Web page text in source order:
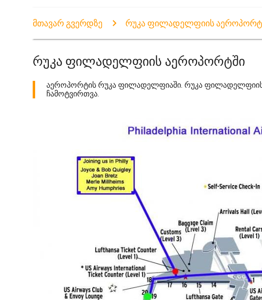
მთავარ გვერდზე რუკა ფილადელფიის
რუკა ფილადელფიის აეროპორტში
აეროპორტის რუკა ფილადელფიაში. რუკა ფილადელფიის
ჩამოტვირთვა.